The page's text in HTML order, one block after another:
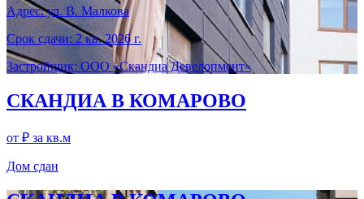
Адрес: ул. В. Малкова
Срок сдачи: 2 кв. 2026 г.
Застройщик: ООО «Скандиа Девелопмент»
СКАНДИА В КОМАРОВО
от ₽ за кв.м
Дом сдан